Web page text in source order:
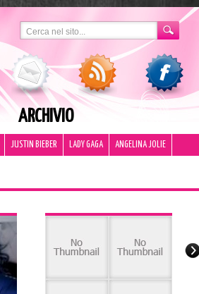
ARCHIVIO
JUSTIN BIEBER LADY GAGA ANGELINA JOLIE